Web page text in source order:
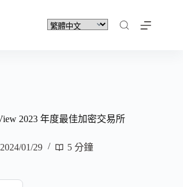
2023 年度最佳加密交易所
2024/01/29 5 分鐘